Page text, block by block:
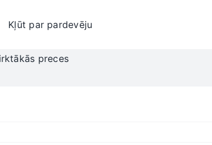
Kļūt par pardevēju
preces